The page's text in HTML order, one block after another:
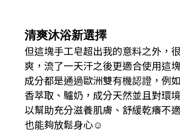
清爽沐浴新選擇
但這塊手工皂超出我的意料之外，
爽，流了一天汗之後更適合使用這
成分都是通過歐洲雙有機認證，例
香萃取、驢奶，成分天然並且對環
以幫助充分滋養肌膚、舒緩乾癢不
也能夠放鬆身心☺️